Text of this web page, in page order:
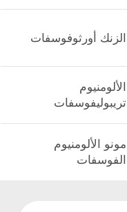
الزنك أورثوفوسفات
الألومنيوم
تريبوليفوسفات
مونو الألومنيوم
الفوسفات